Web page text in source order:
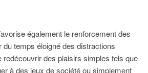
également le renforcement des
temps éloigné des distractions
redécouvrir des plaisirs simples tels que
à des jeux de société ou simplement